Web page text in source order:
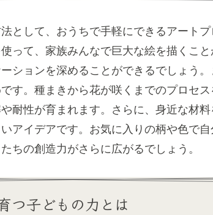
として、おうちで手軽にできるアートプ
って、家族みんなで巨大な絵を描くこ
ションを深めることができるでしょう
す。種まきから花が咲くまでのプロセ
耐性が育まれます。さらに、身近な材
アイデアです。お気に入りの柄や色で
ちの創造力がさらに広がるでしょう。
つ子どもの力とは